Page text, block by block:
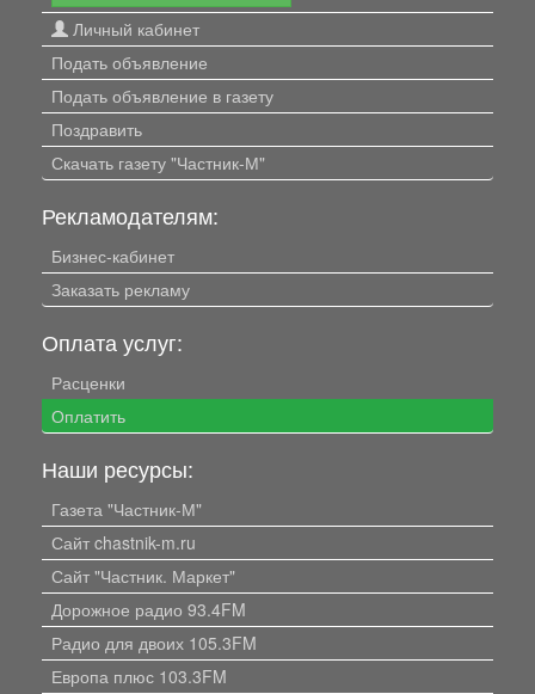
Личный кабинет
Подать объявление
Подать объявление в газету
Поздравить
Скачать газету "Частник-М"
Рекламодателям:
Бизнес-кабинет
Заказать рекламу
Оплата услуг:
Расценки
Оплатить
Наши ресурсы:
Газета "Частник-М"
Сайт chastnik-m.ru
Сайт "Частник. Маркет"
Дорожное радио 93.4FM
Радио для двоих 105.3FM
Европа плюс 103.3FM